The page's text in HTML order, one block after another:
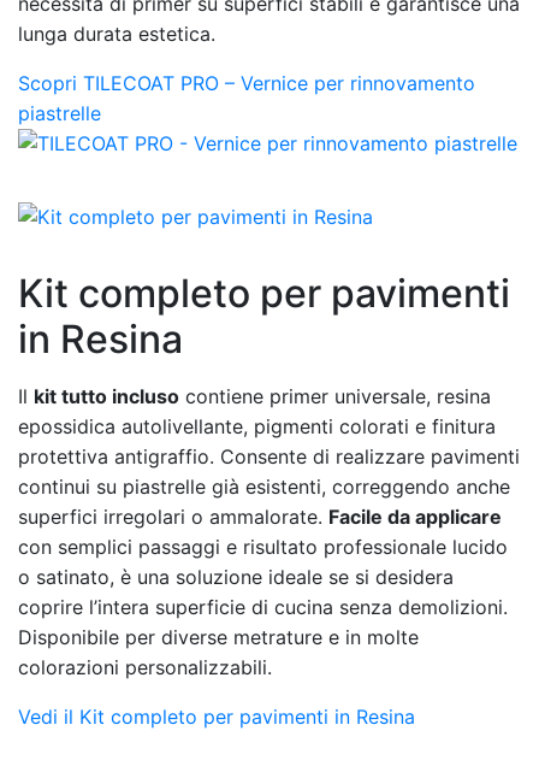
lunga durata estetica.
Scopri TILECOAT PRO – Vernice per rinnovamento
piastrelle
Kit completo per pavimenti
in Resina
Il kit tutto incluso contiene primer universale, resina
epossidica autolivellante, pigmenti colorati e finitura
protettiva antigraffio. Consente di realizzare pavimenti
continui su piastrelle già esistenti, correggendo anche
superfici irregolari o ammalorate. Facile da applicare
con semplici passaggi e risultato professionale lucido
o satinato, è una soluzione ideale se si desidera
coprire l’intera superficie di cucina senza demolizioni.
Disponibile per diverse metrature e in molte
colorazioni personalizzabili.
Vedi il Kit completo per pavimenti in Resina